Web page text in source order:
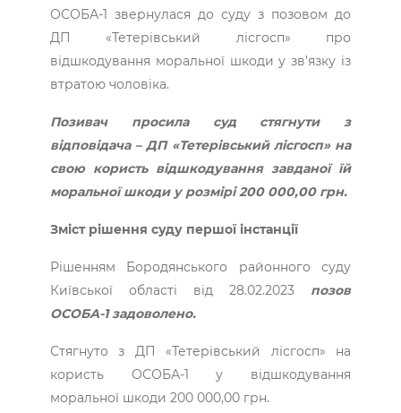
ОСОБА-1 звернулася до суду з позовом до
ДП «Тетерівський лісгосп» про
відшкодування моральної шкоди у зв’язку із
втратою чоловіка.
Позивач просила суд стягнути з
відповідача – ДП «Тетерівський лісгосп» на
свою користь відшкодування завданої їй
моральної шкоди у розмірі 200 000,00 грн.
Зміст рішення суду першої інстанції
Рішенням Бородянського районного суду
Київської області від 28.02.2023 позов
ОСОБА-1 задоволено.
Стягнуто з ДП «Тетерівський лісгосп» на
користь ОСОБА-1 у відшкодування
моральної шкоди 200 000,00 грн.